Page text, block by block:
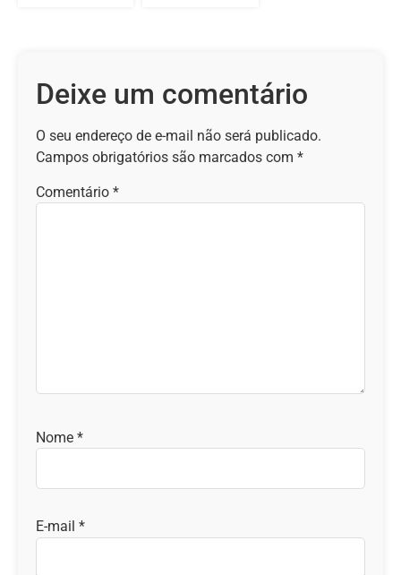
Deixe um comentário
O seu endereço de e-mail não será publicado.
Campos obrigatórios são marcados com *
Comentário *
Nome *
E-mail *